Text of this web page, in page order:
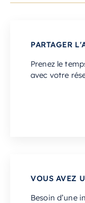
PARTAGER
Prenez le
avec votre
VOUS AVEZ
Besoin d’une